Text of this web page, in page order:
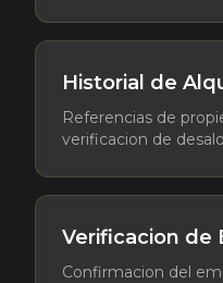
Historial de
Referencias de
verificacion de
Verificacion de
Confirmacion del